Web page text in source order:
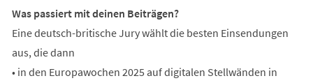
Was passiert mit deinen Beiträgen?
Eine deutsch-britische Jury wählt die besten Einsendungen
aus, die dann
• in den Europawochen 2025 auf digitalen Stellwänden in